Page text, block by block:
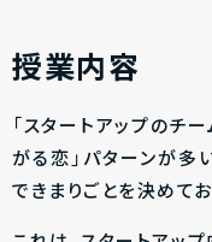
授業内容
「スタートアップのチ
がる恋」パターンが多
できまりごとを決めてお